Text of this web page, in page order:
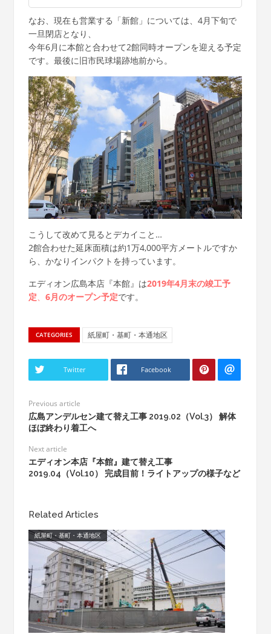
なお、現在も営業する「新館」については、4月下旬で
一旦閉店となり、
今年6月に本館と合わせて2館同時オープンを迎える予定
です。最後に旧市民球場跡地前から。
こうして改めて見るとデカイこと…
2館合わせた延床面積は約1万4,000平方メートルですか
ら、かなりインパクトを持っています。
エディオン広島本店『本館』は2019年4月末の竣工予
定、 6月のオープン予定です。
CATEGORIES 紙屋町・基町・本通地区
Twitter Facebook
Previous article
広島アンデルセン建て替え工事 2019.02（Vol.3） 解体
ほぼ終わり着工へ
Next article
エディオン本店『本館』建て替え工事
2019.04（Vol.10） 完成目前！ライトアップの様子など
Related Articles
紙屋町・基町・本通地区